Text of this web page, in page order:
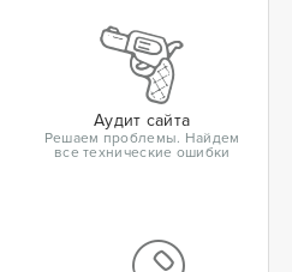
Аудит сайта
Решаем проблемы. Найдем
все технические ошибки